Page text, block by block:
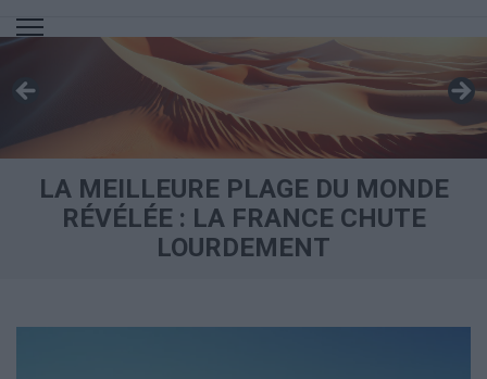
LA MEILLEURE PLAGE DU MONDE
RÉVÉLÉE : LA FRANCE CHUTE
LOURDEMENT